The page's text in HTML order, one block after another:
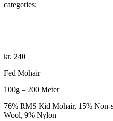
categories:
kr. 240
Fed Mohair
100g – 200 Meter
76% RMS Kid Mohair, 15% Non-
Wool, 9% Nylon